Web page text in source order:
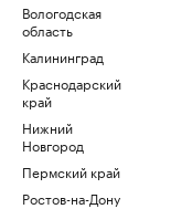
Вологодская
область
Калининград
Краснодарский
край
Нижний
Новгород
Пермский край
Ростов-на-Дону